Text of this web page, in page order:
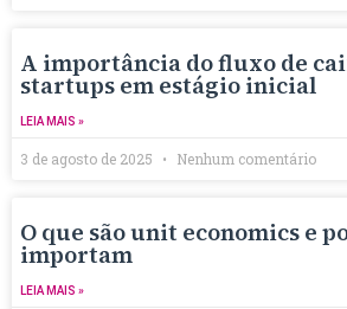
A importância do fluxo de
startups em estágio inicial
LEIA MAIS »
3 de agosto de 2025 Nenhum comentário
O que são unit economics e
importam
LEIA MAIS »